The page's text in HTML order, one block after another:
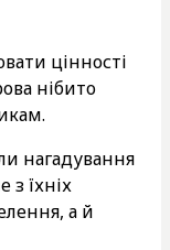
цінності
нібито
нагадування
з їхніх
а й